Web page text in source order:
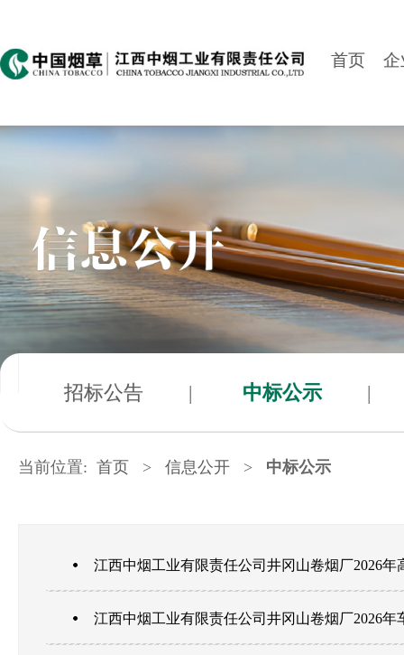
首页 企
招标公告 | 中标公示 |
当前位置: 首页 > 信息公开 > 中标公示
江西中烟工业有限责任公司井冈山卷烟厂2026
江西中烟工业有限责任公司井冈山卷烟厂2026